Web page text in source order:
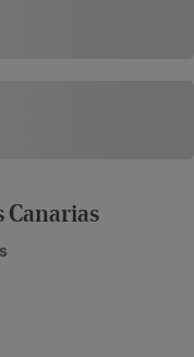
Canarias